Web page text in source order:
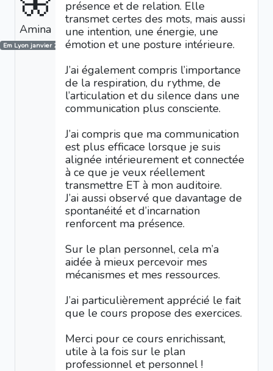
Amina
Em Lyon janvier 2026
présence et de relation. Elle
transmet certes des mots, mais aussi
une intention, une énergie, une
émotion et une posture intérieure.
J’ai également compris l’importance
de la respiration, du rythme, de
l’articulation et du silence dans une
communication plus consciente.
J’ai compris que ma communication
est plus efficace lorsque je suis
alignée intérieurement et connectée
à ce que je veux réellement
transmettre ET à mon auditoire.
J’ai aussi observé que davantage de
spontanéité et d’incarnation
renforcent ma présence.
Sur le plan personnel, cela m’a
aidée à mieux percevoir mes
mécanismes et mes ressources.
J’ai particulièrement apprécié le fait
que le cours propose des exercices.
Merci pour ce cours enrichissant,
utile à la fois sur le plan
professionnel et personnel !